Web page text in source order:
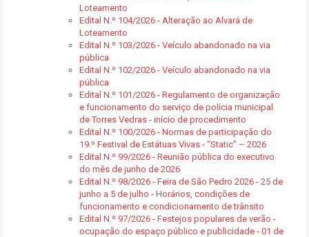
Loteamento
Edital N.º 104/2026 - Alteração ao Alvará de
Loteamento
Edital N.º 103/2026 - Veículo abandonado na via
pública
Edital N.º 102/2026 - Veículo abandonado na via
pública
Edital N.º 101/2026 - Regulamento de organização
e funcionamento do serviço de polícia municipal
de Torres Vedras - início de procedimento
Edital N.º 100/2026 - Normas de participação do
19.º Festival de Estátuas Vivas - “Static” – 2026
Edital N.º 99/2026 - Reunião pública do executivo
do mês de junho de 2026
Edital N.º 98/2026 - Feira de São Pedro 2026 - 25 de
junho a 5 de julho - Horários, condições de
funcionamento e condicionamento de trânsito
Edital N.º 97/2026 - Festejos populares de verão -
ocupação do espaço público e publicidade - 01 de